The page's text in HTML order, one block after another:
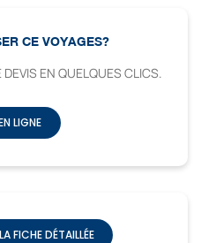
CE VOYAGES?
EN QUELQUES CLICS.
LIGNE
FICHE DÉTAILLÉE